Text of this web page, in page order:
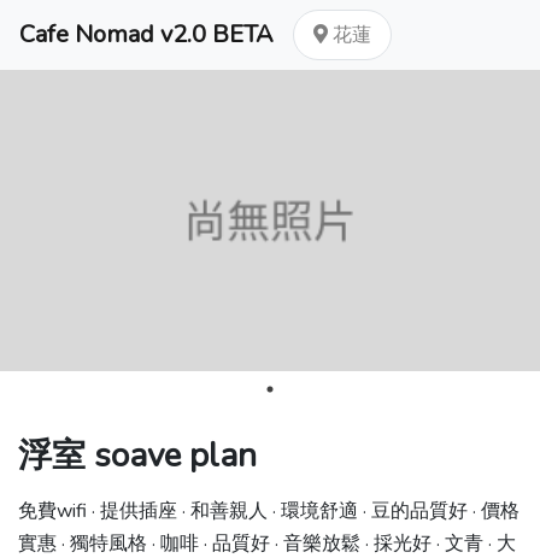
Cafe Nomad v2.0 BETA 花蓮
浮室 soave plan
免費wifi · 提供插座 · 和善親人 · 環境舒適 · 豆的品質好 · 價格
實惠 · 獨特風格 · 咖啡 · 品質好 · 音樂放鬆 · 採光好 · 文青 · 大